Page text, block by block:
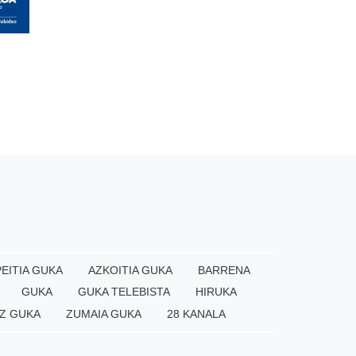
GUKA AZKOITIA GUKA
BARRENA
GUKA GUKA TELEBISTA
HIRUKA
GUKA ZUMAIA GUKA 28 KANALA